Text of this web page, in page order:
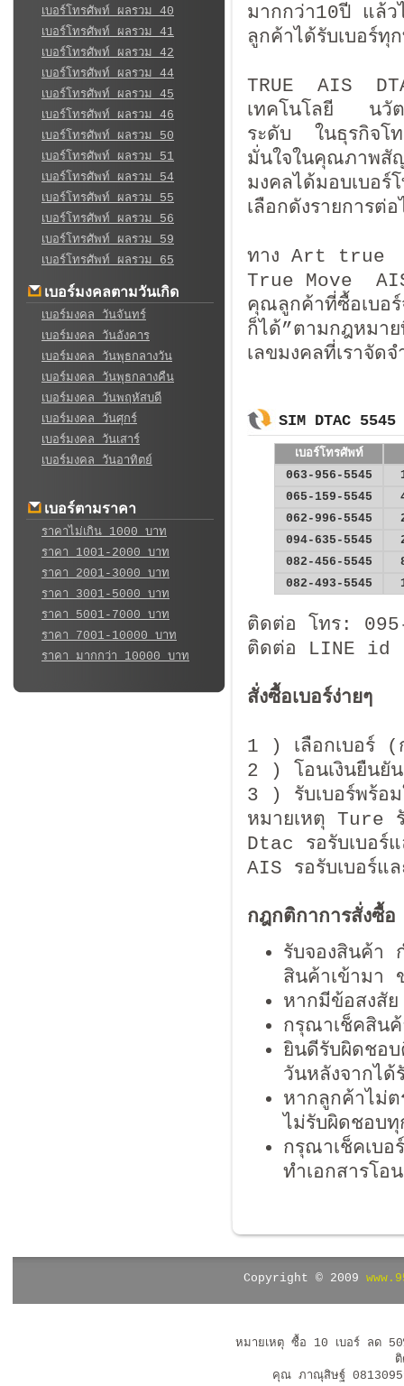
เบอร์โทรศัพท์ ผลรวม 40
เบอร์โทรศัพท์ ผลรวม 41
เบอร์โทรศัพท์ ผลรวม 42
เบอร์โทรศัพท์ ผลรวม 44
เบอร์โทรศัพท์ ผลรวม 45
เบอร์โทรศัพท์ ผลรวม 46
เบอร์โทรศัพท์ ผลรวม 50
เบอร์โทรศัพท์ ผลรวม 51
เบอร์โทรศัพท์ ผลรวม 54
เบอร์โทรศัพท์ ผลรวม 55
เบอร์โทรศัพท์ ผลรวม 56
เบอร์โทรศัพท์ ผลรวม 59
เบอร์โทรศัพท์ ผลรวม 65
เบอร์มงคลตามวันเกิด
เบอร์มงคล วันจันทร์
เบอร์มงคล วันอังคาร
เบอร์มงคล วันพุธกลางวัน
เบอร์มงคล วันพุธกลางคืน
เบอร์มงคล วันพฤหัสบดี
เบอร์มงคล วันศุกร์
เบอร์มงคล วันเสาร์
เบอร์มงคล วันอาทิตย์
เบอร์ตามราคา
ราคาไม่เกิน 1000 บาท
ราคา 1001-2000 บาท
ราคา 2001-3000 บาท
ราคา 3001-5000 บาท
ราคา 5001-7000 บาท
ราคา 7001-10000 บาท
ราคา มากกว่า 10000 บาท
มากกว่า10ปี แล้ว
ลูกค้าได้รับเบอร์
TRUE AIS
เทคโนโลยี นวัต
ระดับ ในธุรกิจโ
มั่นใจในคุณภาพ
มงคลได้มอบเบอร์
เลือกดังรายการต่
ทาง Art true จ
True Move
คุณลูกค้าที่ซื้อเบอ
ก็ได้”ตามกฎหม
เลขมงคลที่เราจัด
SIM DTAC 5545
เบอร์โทรศัพท์
063-956-5545
065-159-5545
062-996-5545
094-635-5545
082-456-5545
082-493-5545
ติดต่อ โทร:
ติดต่อ LINE id
สั่งซื้อเบอร์ง่ายๆ
1 ) เลือกเบอร์ (
2 ) โอนเงินยืนยัน
3 ) รับเบอร์พร้อม
หมายเหตุ Ture รั
Dtac รอรับเบอร์
AIS รอรับเบอร์แ
กฎกติกาการสั่งซื้อ
รับจองสินค้า
สินค้าเข้ามา
หากมีข้อสงสั
กรุณาเช็คสิน
ยินดีรับผิดชอ
วันหลังจากได้
หากลูกค้าไม่
ไม่รับผิดชอบ
กรุณาเช็คเบ
ทำเอกสารโอ
Copyright © 2009
หมายเหตุ ซื้อ 10 เบอร์ ลด
คุณ ภาณุสิษฐ์